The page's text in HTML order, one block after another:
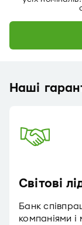
Наші
Світові
Банк
компаніями